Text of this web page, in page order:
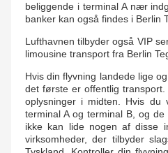
beliggende i terminal A nær
banker kan også findes i Berlin
Lufthavnen tilbyder også VIP
limousine transport fra Berlin
Hvis din flyvning landede lige
det første er offentlig
oplysninger i midten. Hvis du
terminal A og terminal B, og
ikke kan lide nogen af disse
virksomheder, der tilbyder